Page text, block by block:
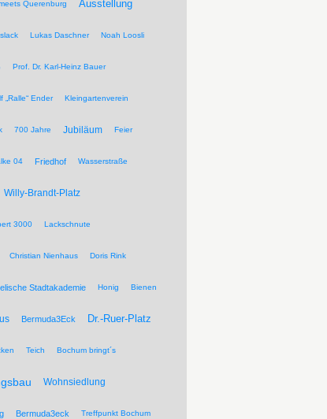
Querenburg Ausstellung
Lukas Daschner Noah Loosli
Prof. Dr. Karl-Heinz Bauer
„Ralle“ Ender Kleingartenverein
700 Jahre Jubiläum Feier
04 Friedhof Wasserstraße
Willy-Brandt-Platz
3000 Lackschnute
Christian Nienhaus Doris Rink
Stadtakademie Honig Bienen
Bermuda3Eck Dr.-Ruer-Platz
Teich Bochum bringt´s
Wohnsiedlung
Bermuda3eck Treffpunkt Bochum